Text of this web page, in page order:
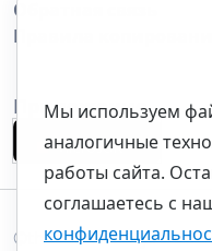
Обратная связь
Правила
Приложение
©thecommunity.ru
Мы используем
аналогичные
работы сайта.
соглашаетесь с